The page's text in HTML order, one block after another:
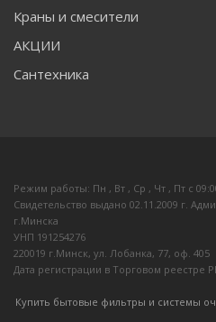
Краны и смесители
АКЦИИ
Сантехника
Режим работы: Пн , Вт , Ср , Чт , Пт c
Свидетельство выдано 02.11.2009 г.
г.Минска
УНП 191254276
220019 г.Минск, ул. Лобанка, 77, оф. 405
Дата регистрации в Торговом реестре
Купить бытовые фильтры и системы